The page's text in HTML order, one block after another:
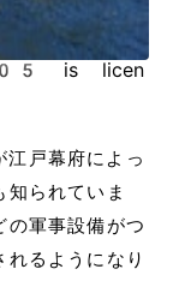
is licen
戸幕府によっ
られていま
の軍事設備がつ
れるようになり